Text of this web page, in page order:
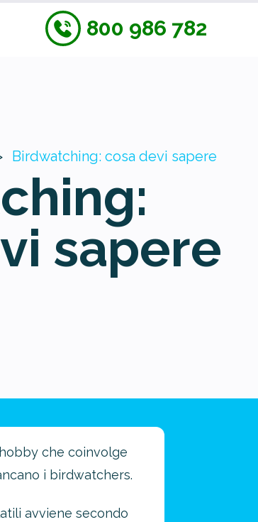
800 986 782
Birdwatching: cosa devi sapere
sapere
che coinvolge
i birdwatchers.
avviene secondo